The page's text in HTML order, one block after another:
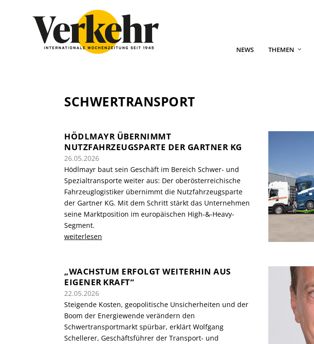
NEWS THEMEN
SCHWERTRANSPORT
HÖDLMAYR ÜBERNIMMT
NUTZFAHRZEUGSPARTE DER GARTNER KG
26.05.2026
Hödlmayr baut sein Geschäft im Bereich Schwer- und
Spezialtransporte weiter aus: Der oberösterreichische
Fahrzeuglogistiker übernimmt die Nutzfahrzeugsparte
der Gartner KG. Mit dem Schritt stärkt das Unternehmen
seine Marktposition im europäischen High-&-Heavy-
Segment.
weiterlesen
„WACHSTUM ERFOLGT WEITERHIN AUS
EIGENER KRAFT“
22.05.2026
Steigende Kosten, geopolitische Unsicherheiten und der
Boom der Energiewende verändern den
Schwertransportmarkt spürbar, erklärt Wolfgang
Schellerer, Geschäftsführer der Transport- und